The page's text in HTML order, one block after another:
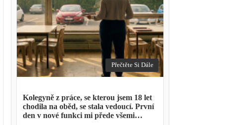
Přečtěte Si Dále
Kolegyně z práce, se kterou jsem 18 let
chodila na oběd, se stala vedoucí. První
den v nové funkci mi přede všemi